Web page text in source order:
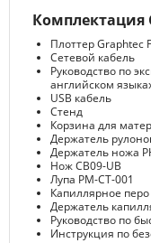
Комплектация
Плоттер Graphtec
Сетевой кабель
Руководство по
английском
USB кабель
Стенд
Корзина для
Держатель
Держатель ножа
Нож CB09-UB
Лупа PM-CT-001
Капиллярное перо
Держатель
Руководство по
Инструкция по